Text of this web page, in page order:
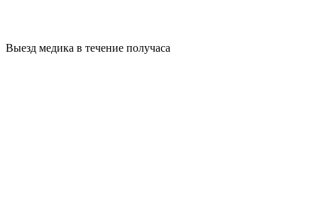
Выезд медика в течение получаса